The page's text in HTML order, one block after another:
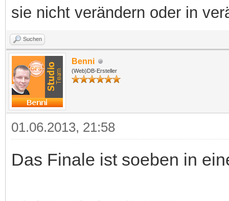
sie nicht verändern oder in
Suchen
Benni
(Web)DB-Ersteller
01.06.2013, 21:58
Das Finale ist soeben in